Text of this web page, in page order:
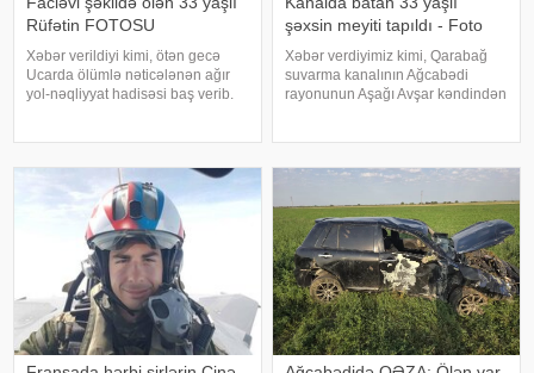
Rüfətin FOTOSU
Xəbər verildiyi kimi, ötən gecə
Ucarda ölümlə nəticələnən ağır
yol-nəqliyyat hadisəsi baş verib.
qeydə alınıb. Belə ki, hərəkətdə
şəxsin meyiti tapıldı - Foto
Xəbər verdiyimiz kimi, Qarabağ
suvarma kanalının Ağcabədi
rayonunun Aşağı Avşar kəndindən
Feyruz oğlu İbrahimovun meyit